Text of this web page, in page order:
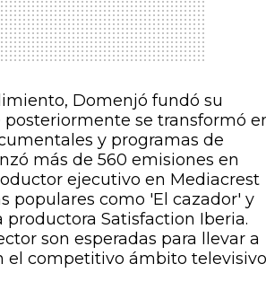
Domenjó fundó su
se transformó
y programas de
más de 560 emisiones en
ejecutivo en Mediacrest
populares como 'El cazador' y
productora Satisfaction Iberia.
son esperadas para llevar a
el competitivo ámbito